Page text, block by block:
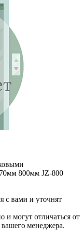
800мм JZ-800
с вами и уточнят
и могут отличаться от
менеджера.